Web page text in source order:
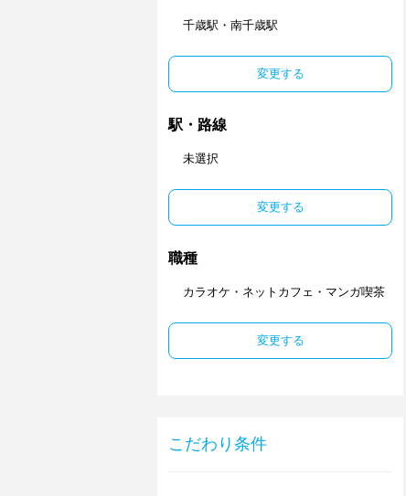
千歳駅・南千歳駅
変更する
駅・路線
未選択
変更する
職種
カラオケ・ネットカフェ・マンガ喫茶
変更する
こだわり条件